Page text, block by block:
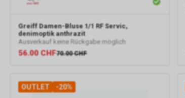
Greiff Damen-Bluse 1/1 RF Servic,
denimoptik anthrazit
Ausverkauf keine Rückgabe möglich
56.00 CHF70.00 CHF
OUTLET -20%